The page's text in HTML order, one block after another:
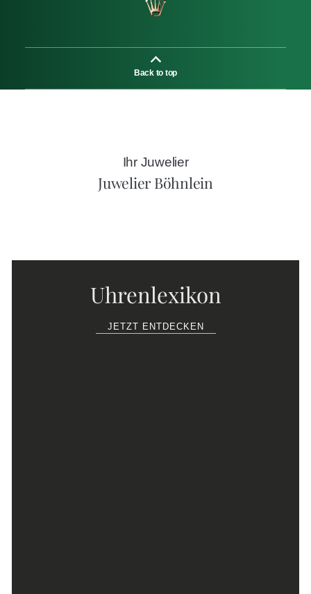
Back to top
Ihr Juwelier
Juwelier Böhnlein
Uhrenlexikon
JETZT ENTDECKEN